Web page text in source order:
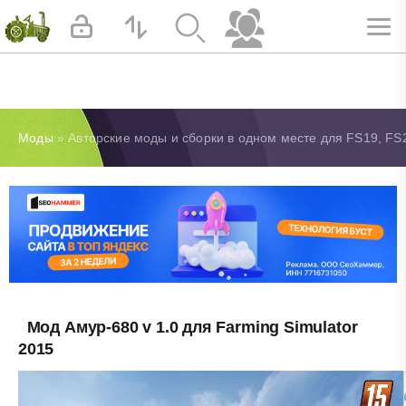
Моды » Авторские моды и сборки в одном месте для FS19,
Мод Амур-680 v 1.0 для Farming Simulator
2015